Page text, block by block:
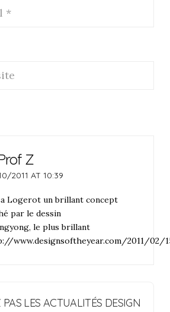
Z
2011 AT 10:39
Logerot un brillant concept
par le dessin
le plus brillant
www.designsoftheyear.com/2011/02/
LES ACTUALITÉS DESIGN